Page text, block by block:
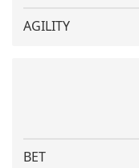
AGILITY
BET